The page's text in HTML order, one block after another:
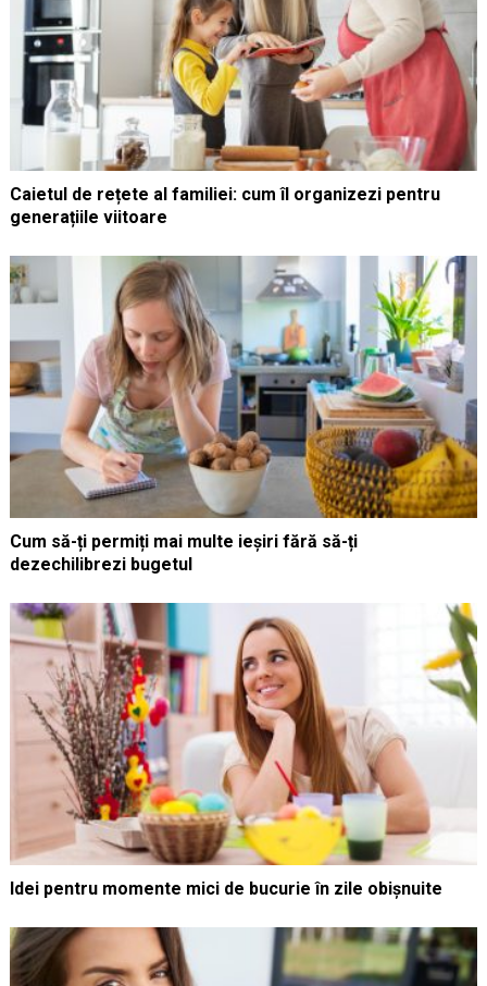
Caietul de rețete al familiei: cum îl organizezi pentru
generațiile viitoare
Cum să-ți permiți mai multe ieșiri fără să-ți
dezechilibrezi bugetul
Idei pentru momente mici de bucurie în zile obișnuite